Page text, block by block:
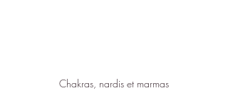
Chakras, nardis et marmas